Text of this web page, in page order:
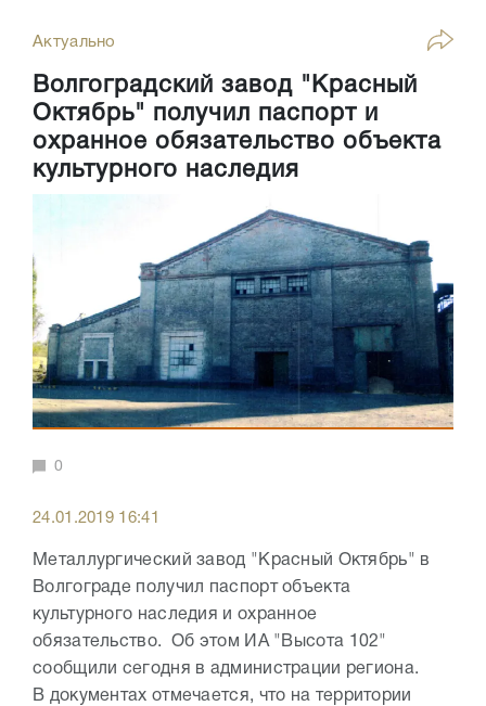
Актуально
Волгоградский завод "Красный
Октябрь" получил паспорт и
охранное обязательство объекта
культурного наследия
0
24.01.2019 16:41
Металлургический завод "Красный Октябрь" в
Волгограде получил паспорт объекта
культурного наследия и охранное
обязательство. Об этом ИА "Высота 102"
сообщили сегодня в администрации региона.
В документах отмечается, что на территории